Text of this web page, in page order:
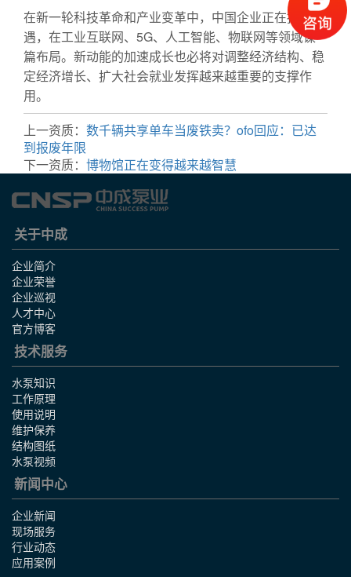
在新一轮科技革命和产业变革中，中国企业正在抢抓机
遇，在工业互联网、5G、人工智能、物联网等领域谋
篇布局。新动能的加速成长也必将对调整经济结构、稳
定经济增长、扩大社会就业发挥越来越重要的支撑作
用。
上一资质： 数千辆共享单车当废铁卖？ofo回应：已达
到报废年限
下一资质： 博物馆正在变得越来越智慧
关于中成
企业简介
企业荣誉
企业巡视
人才中心
官方博客
技术服务
水泵知识
工作原理
使用说明
维护保养
结构图纸
水泵视频
新闻中心
企业新闻
现场服务
行业动态
应用案例